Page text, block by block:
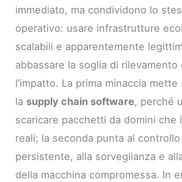
immediato, ma condividono lo
operativo: usare infrastrutture
scalabili e apparentemente
abbassare la soglia di rilevamento
l’impatto. La prima minaccia
la supply chain software, perché
scaricare pacchetti da domini che
reali; la seconda punta al
persistente, alla sorveglianza e
della macchina compromessa. In